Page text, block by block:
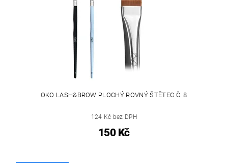
OKO LASH&BROW PLOCHÝ ROVNÝ ŠTĚTEC Č. 8
124 Kč bez DPH
150 Kč